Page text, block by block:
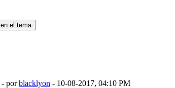
- porblacklyon - 10-08-2017, 04:10 PM